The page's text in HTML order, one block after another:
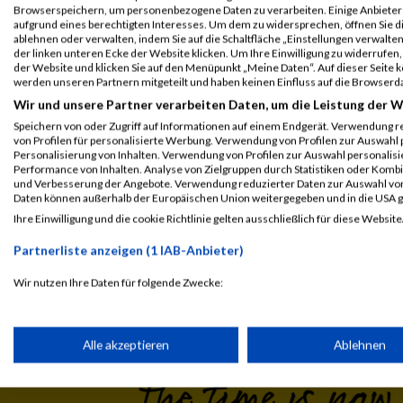
GPos = Geschlechter Position, KPos = Kategorie Position, TPos
Disqualifiziert
Laufsport Anmeldung
Browserspeichern, um personenbezogene Daten zu verarbeiten. Einige
aufgrund eines berechtigten Interesses. Um dem zu widersprechen, öffnen Sie
ablehnen oder verwalten, indem Sie auf die Schaltfläche „Einstellungen
der linken unteren Ecke der Website klicken. Um Ihre Einwilligung zu
der Website und klicken Sie auf den Menüpunkt „Meine Daten“. Auf dieser
werden unseren Partnern mitgeteilt und haben keinen Einfluss auf die
Wir und unsere Partner verarbeiten Daten, um die Leistung der
Speichern von oder Zugriff auf Informationen auf einem Endgerät. Verwendung
von Profilen für personalisierte Werbung. Verwendung von Profilen zur
Personalisierung von Inhalten. Verwendung von Profilen zur Auswahl
Performance von Inhalten. Analyse von Zielgruppen durch Statistiken oder
und Verbesserung der Angebote. Verwendung reduzierter Daten zur Auswahl
Daten können außerhalb der Europäischen Union weitergegeben und in die USA
Ihre Einwilligung und die cookie Richtlinie gelten ausschließlich für diese
Partnerliste anzeigen (1 IAB-Anbieter)
Wir nutzen Ihre Daten für folgende Zwecke:
Speichern von oder Zugriff auf Informationen auf einem
Verwendung reduzierter Daten zur Auswahl von
Alle akzeptieren Ablehnen